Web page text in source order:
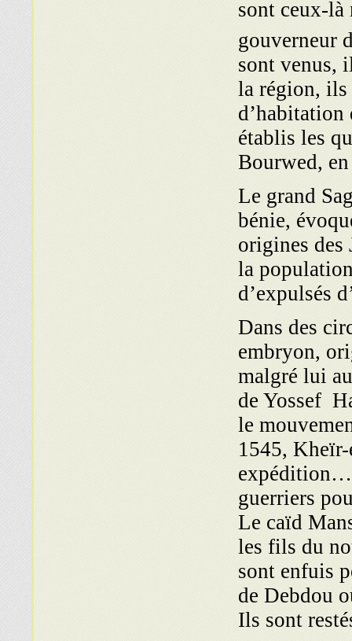
sont ceux-là
gouverneur
sont venus,
la région, ils
d’habitation
établis les
Bourwed,
Le grand
bénie,
origines des
la
d’expulsés
Dans des
embryon,
malgré lui
de Yossef
le
1545,
expédition…
guerriers
Le caïd
les fils du
sont enfuis
de Debdou
Ils sont